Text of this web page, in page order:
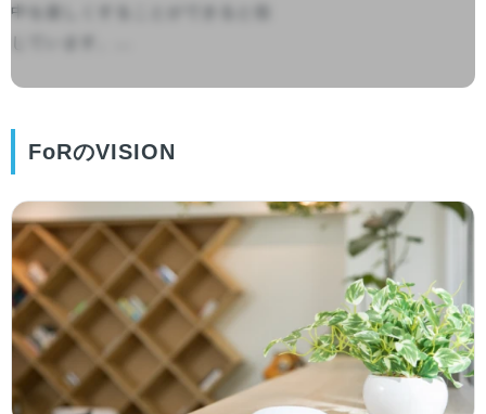
中を楽しくすることができると信
じています。...
FoRのVISION